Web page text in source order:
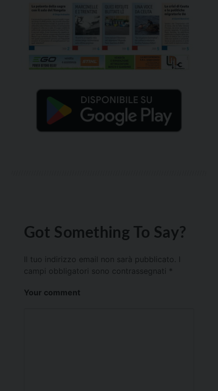
Got Something To Say?
Il tuo indirizzo email non sarà pubblicato.
campi obbligatori sono contrassegnati *
Your comment